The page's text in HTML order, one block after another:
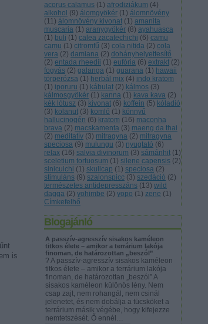
acorus calamus (1) afrodiziákum (4)
alkohol (9) álomgyökér (1) álomnövény
(11) álomnövény kivonat (1) amanita
muscaria (1) aranygyökér (8) ayahuasca
(1) buli (1) calea zacatechichi (6) camu
camu (1) citromfű (3) cola nitida (2) cola
vera (2) damiana (2) dohányhelyettesítő
(2) entada rheedii (1) eufória (6) extrakt (2)
fogyás (2) galanga (1) guarana (1) hawaii
törperózsa (1) herbál mix (4) indo kratom
(1) iporuru (1) kábulat (2) kálmos (3)
kálmosgyökér (1) kanna (1) kava kava (2)
kék lótusz (3) kivonat (6) koffein (5) kóladió
(3) kolanut (3) komló (1) könnyű
hallucinogén (6) kratom (16) maconha
brava (2) macskamenta (3) maeng da thai
(2) meditatív (3) mitragyna (2) mitragyna
speciosa (9) mulungu (3) nyugtató (6)
relax (16) salvia divinorum (3) sámánhit (1)
sceletium tortuosum (1) silene capensis (2)
sinicuichi (1) skullcap (1) speciosa (2)
stimuláns (9) szalonspicc (3) szedáció (2)
természetes antidepresszáns (13) wild
dagga (2) yohimbe (2) yopo (1) zene (1)
Címkefelhő
Blogajánló
A passzív‑agresszív sisakos kaméleon
titkos élete – amikor a terrárium lakója
finoman, de határozottan „beszól”
? A passzív‑agresszív sisakos kaméleon
titkos élete – amikor a terrárium lakója
finoman, de határozottan „beszól” A
sisakos kaméleon különös lény. Nem
csap zajt, nem rohangál, nem csinál
jelenetet, és nem dobálja a tücsköket a
terrárium másik végébe, hogy kifejezze
nemtetszését. Ő ennél…
is